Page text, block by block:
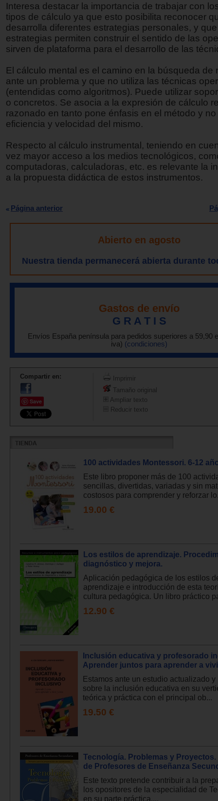
Interesa destacar la importancia de trabajar con
tipos de cálculo ya que esto posibilita reconocer
desarrolla diferentes estrategias personales, y
estrategias permiten construir el sentido de las
sirven de plataforma para el desarrollo de las
El cálculo mental es el camino en la búsqueda de
ante un problema y que no utiliza las técnicas
(entendidas como algoritmos). Puede utilizar
o concretos. Se asocia a la expresión de cálculo
razonado en tanto pone énfasis en el método y
eficiencia y velocidad del mismo.
Respecto al cálculo instrumental, teniendo en
vez mayor acceso a los medios tecnológicos,
computadoras, calculadoras, etc. es relevante la
a la propuesta didáctica de estos instrumentos.
Página anterior
Abierto en agosto
Nuestra tienda permanecerá abierta durante
Gastos de envío
G R A T I S
Envíos España península para pedidos superiores a 59,90
iva) (condiciones)
Compartir en:
Save
Imprimir
Tamaño original
Ampliar texto
Reducir texto
100 actividades Montessori. 6-12
Este libro proponer más de 100
sencillas, divertidas, variadas y sin
costosos para comprender y reforzar
19.00 €
Los estilos de aprendizaje.
diagnóstico y mejora.
Aplicación pedagógica de los estilos
aprendizaje e introducción de esta
cultura pedagógica. Un libro práctico
12.90 €
Inclusión educativa y profesorado
Aprender juntos para aprender a
Estamos ante un estudio actualizado y
sobre la inclusión educativa en su
teórica y práctica con el principal ob...
19.50 €
Tecnología. Problemas y
de Profesores de Enseñanza
Este texto pretende contribuir a la
los opositores de la especialidad de
en su parte práctica....